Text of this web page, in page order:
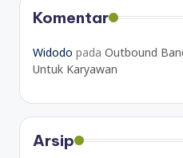
Komentar
Widodo pada Outbound
Untuk Karyawan
Arsip